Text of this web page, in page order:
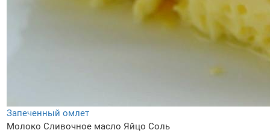
Запеченный омлет
Молоко Сливочное масло Яйцо Соль